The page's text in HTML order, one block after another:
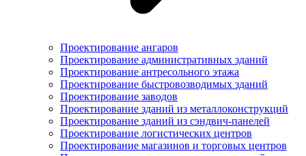
Проектирование ангаров
Проектирование административных зданий
Проектирование антресольного этажа
Проектирование быстровозводимых зданий
Проектирование заводов
Проектирование зданий из металлоконструкций
Проектирование зданий из сэндвич-панелей
Проектирование логистических центров
Проектирование магазинов и торговых центров